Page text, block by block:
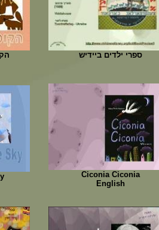
ספרי ילדים ביידיש
Ciconia Ciconia
English